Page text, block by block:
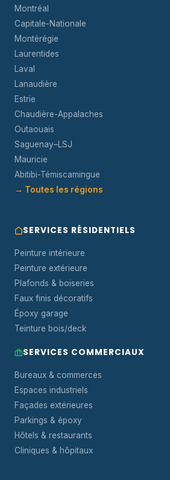
Montréal
Capitale-Nationale
Montérégie
Laurentides
Laval
Lanaudière
Estrie
Chaudière-Appalaches
Outaouais
Saguenay–LSJ
Mauricie
Abitibi-Témiscamingue
→ Toutes les régions
SERVICES RÉSIDENTIELS
Peinture intérieure
Peinture extérieure
Plafonds & boiseries
Faux finis décoratifs
Époxy garage
Teinture bois/deck
SERVICES COMMERCIAUX
Bureaux & commerces
Espaces industriels
Façades extérieures
Parkings & époxy
Hôtels & restaurants
Cliniques & hôpitaux